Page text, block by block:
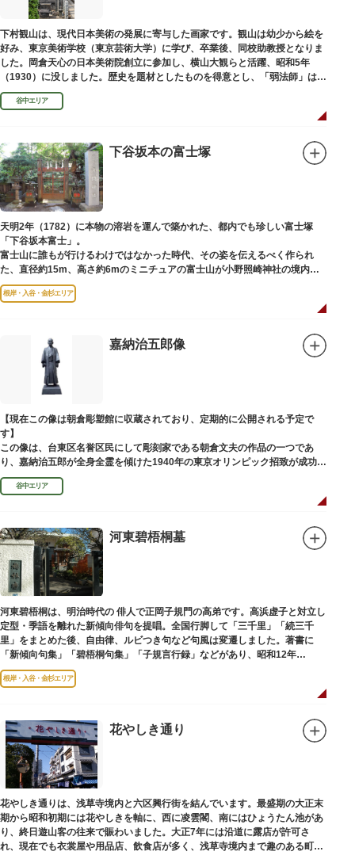
下村観山は、現代日本美術の発展に寄与した画家です。観山は幼少から絵を
好み、東京美術学校（東京芸術大学）に学び、卒業後、同校助教授となりま
した。岡倉天心の日本美術院創立に参加し、横山大観らと活躍、昭和5年
（1930）に没しました。歴史を題材としたものを得意とし、「弱法師」は代
表作です。お墓は安立寺（あんりゅうじ）にあります。
谷中エリア
下谷坂本の富士塚
天明2年（1782）に本物の溶岩を運んで築かれた、都内でも珍しい富士塚
「下谷坂本富士」。
富士山に誰もが行けるわけではなかった時代、その姿を伝えるべく作られ
た、直径約15m、高さ約6mのミニチュアの富士山が小野照崎神社の境内に
あります。
一合目から順に十合目まで記されており、南無妙法と書かれた石碑や修験道
形民俗文化財に指定されています。
富士山に合わせて、お山開きが行われ、6月30日と1日には富士塚に登ること
ができます。
【Twitter】https://twitter.com/onoterupr
根岸・入谷・金杉エリア
嘉納治五郎像
【現在この像は朝倉彫塑館に収蔵されており、定期的に公開される予定で
す】
この像は、台東区名誉区民にして彫刻家である朝倉文夫の作品の一つであ
り、嘉納治五郎が全身全霊を傾けた1940年の東京オリンピック招致が成功
（のちに返上）した、1936年に制作されました。
朝倉文夫は、1907～1910年ころに嘉納と知り合ったと推察されます。その
後も縁があり、嘉納の人柄や骨格などを熟知していた朝倉は、嘉納の海外出
ポーズは、嘉納の柔道家としての「不動の姿勢」を意識したと思われます。
谷中エリア
河東碧梧桐墓
河東碧梧桐は、明治時代の 俳人で正岡子規門の高弟です。高浜虚子と対立し
定型・季語を離れた新傾向俳句を提唱。全国行脚して「三千里」「続三千
里」をまとめた後、自由律、ルビつき句など句風は変遷しました。著書に
「新傾向句集」「碧梧桐句集」「子規言行録」などがあり、昭和12年
（1937）に没し、お墓は梅林寺（ばいりんじ）にあります。
根岸・入谷・金杉エリア
花やしき通り
花やしき通りは、浅草寺境内と六区興行街を結んでいます。最盛期の大正末
期から昭和初期には花やしきを軸に、西に凌雲閣、南にはひょうたん池があ
り、終日遊山客の往来で賑わいました。大正7年には沿道に露店が許可さ
れ、現在でも衣裳屋や用品店、飲食店が多く、浅草寺境内まで趣のある町並